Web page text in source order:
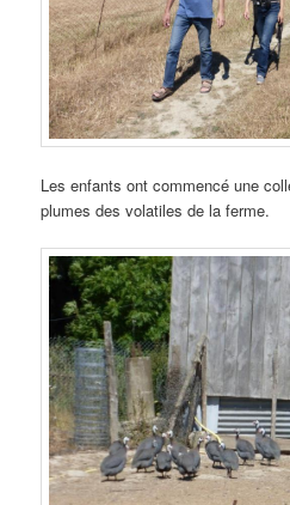
Les enfants ont commencé une
plumes des volatiles de la ferme.